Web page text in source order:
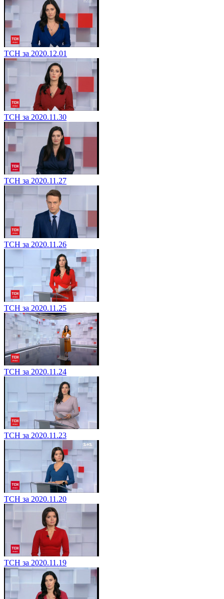
ТСН за 2020.12.01
ТСН за 2020.11.30
ТСН за 2020.11.27
ТСН за 2020.11.26
ТСН за 2020.11.25
ТСН за 2020.11.24
ТСН за 2020.11.23
ТСН за 2020.11.20
ТСН за 2020.11.19